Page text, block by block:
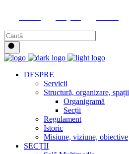
DESPRE
Servicii
Structură, organizare, spații
Organigramă
Secții
Regulament
Istoric
Misiune, viziune, obiective
SECȚII